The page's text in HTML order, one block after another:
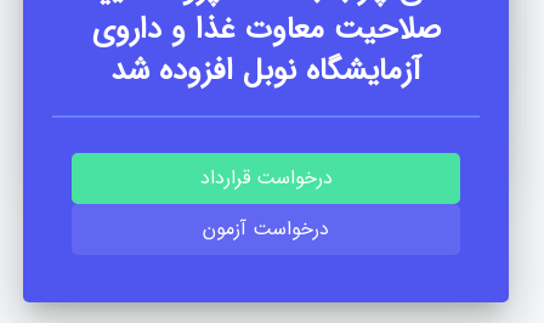
207
صلاحیت معاوت غذا و داروی
آزمایشگاه نوبل افزوده شد
درخواست قرارداد
درخواست آزمون